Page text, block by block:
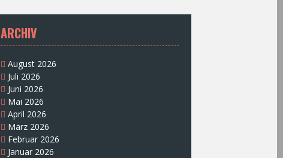
ARCHIV
August 2026
Juli 2026
Juni 2026
Mai 2026
April 2026
März 2026
Februar 2026
Januar 2026